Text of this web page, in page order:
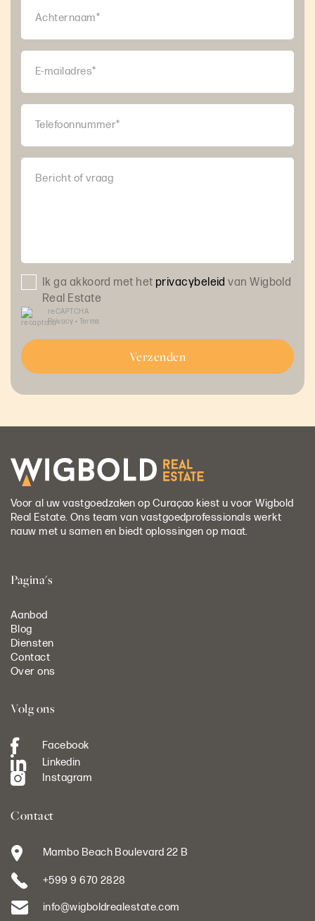
Achternaam*
E-mailadres*
Telefoonnummer*
Bericht of vraag
Ik ga akkoord met het privacybeleid van Wigbold
Real Estate
reCAPTCHA
Privacy • Terms
Verzenden
Voor al uw vastgoedzaken op Curaçao kiest u voor Wigbold
Real Estate. Ons team van vastgoedprofessionals werkt
nauw met u samen en biedt oplossingen op maat.
Pagina's
Aanbod
Blog
Diensten
Contact
Over ons
Volg ons
Facebook
Linkedin
Instagram
Contact
Mambo Beach Boulevard 22 B
+599 9 670 2828
info@wigboldrealestate.com